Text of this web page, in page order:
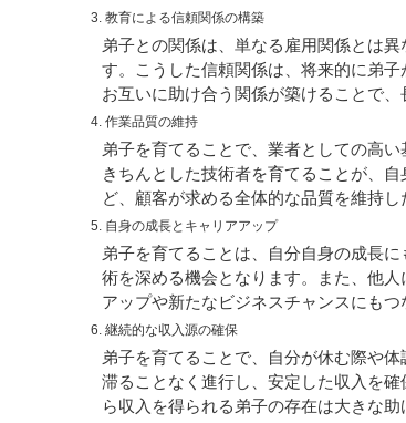
3. 教育による信頼関係の構築
弟子との関係は、単なる雇用関係とは
す。こうした信頼関係は、将来的に弟
お互いに助け合う関係が築けることで、
4. 作業品質の維持
弟子を育てることで、業者としての高
きちんとした技術者を育てることが、
ど、顧客が求める全体的な品質を維持
5. 自身の成長とキャリアアップ
弟子を育てることは、自分自身の成長
術を深める機会となります。また、他
アップや新たなビジネスチャンスにもつ
6. 継続的な収入源の確保
弟子を育てることで、自分が休む際や
滞ることなく進行し、安定した収入を
ら収入を得られる弟子の存在は大きな助